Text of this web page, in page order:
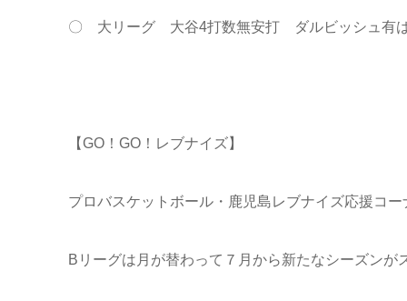
〇 大リーグ 大谷4打数無安打 ダルビッシュ有
【GO！GO！レブナイズ】
プロバスケットボール・鹿児島レブナイズ応援コ
Bリーグは月が替わって７月から新たなシーズン